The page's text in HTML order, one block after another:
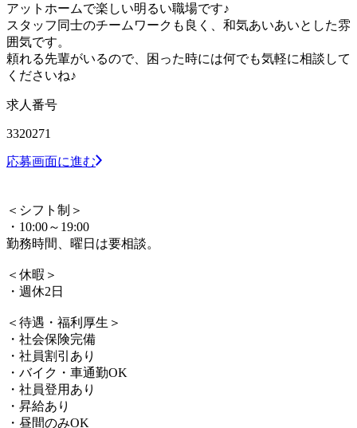
アットホームで楽しい明るい職場です♪
スタッフ同士のチームワークも良く、和気あいあいとした雰
囲気です。
頼れる先輩がいるので、困った時には何でも気軽に相談して
くださいね♪
求人番号
3320271
応募画面に進む
＜シフト制＞
・10:00～19:00
勤務時間、曜日は要相談。
＜休暇＞
・週休2日
＜待遇・福利厚生＞
・社会保険完備
・社員割引あり
・バイク・車通勤OK
・社員登用あり
・昇給あり
・昼間のみOK